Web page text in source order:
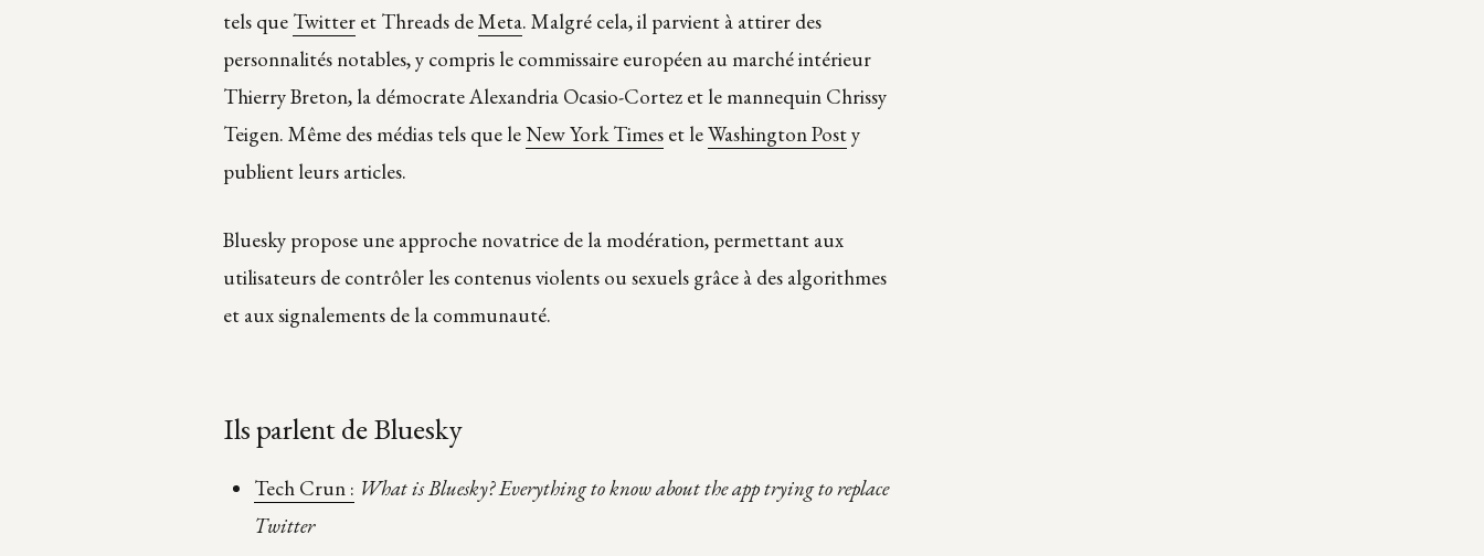
tels que Twitter et Threads deMeta. Malgré cela, il parvient à attirer des
personnalités notables, y compris le commissaire européen au marché intérieur
Thierry Breton, la démocrate Alexandria Ocasio-Cortez et le mannequin Chrissy
Teigen. Même des médias tels que leNew York Times et leWashington Posty
publient leurs articles.
Bluesky propose une approche novatrice de la modération, permettant aux
utilisateurs de contrôler les contenus violents ou sexuels grâce à des algorithmes
et aux signalements de la communauté.
Ils parlent de Bluesky
Tech Crun : What is Bluesky? Everything to know about the app trying to replace
Twitter